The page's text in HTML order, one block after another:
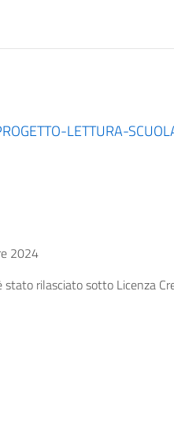
LETTURA-
2024
rilasciato sotto Licenza